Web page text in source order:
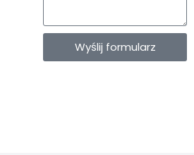
Wyślij formularz